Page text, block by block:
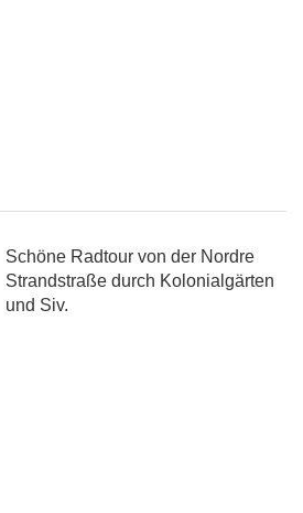
Schöne Radtour von der Nordre
Strandstraße durch Kolonialgärten
und Siv.